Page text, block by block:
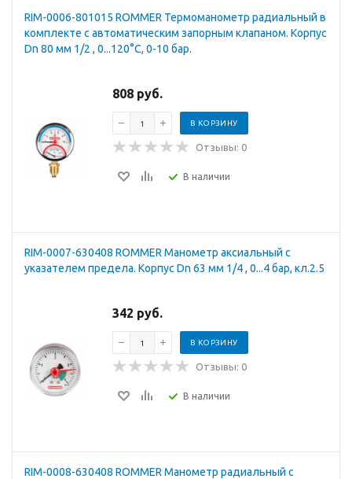
RIM-0006-801015 ROMMER Термоманометр радиальный в
комплекте с автоматическим запорным клапаном. Корпус
Dn 80 мм 1/2 , 0...120°C, 0-10 бар.
808 руб.
В КОРЗИНУ
Отзывы: 0
В наличии
RIM-0007-630408 ROMMER Манометр аксиальный с
указателем предела. Корпус Dn 63 мм 1/4 , 0...4 бар, кл.2.5
342 руб.
В КОРЗИНУ
Отзывы: 0
В наличии
RIM-0008-630408 ROMMER Манометр радиальный с